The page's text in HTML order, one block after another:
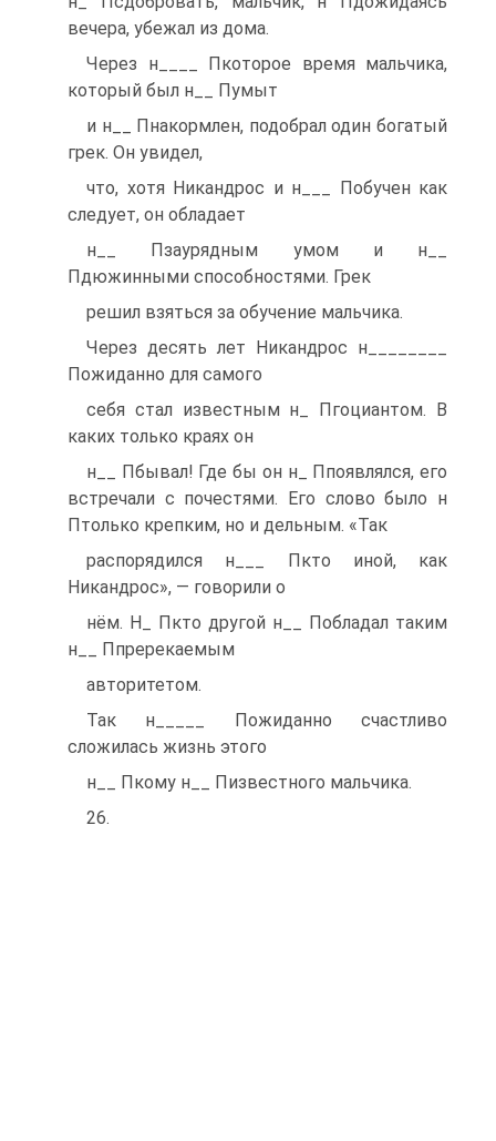
вечера, убежал из дома.
Через н____ Пкоторое время мальчика,
который был н__ Пумыт
и н__ Пнакормлен, подобрал один богатый
грек. Он увидел,
что, хотя Никандрос и н___ Побучен как
следует, он обладает
н__ Пзаурядным умом и н__
Пдюжинными способностями. Грек
решил взяться за обучение мальчика.
Через десять лет Никандрос н________
Пожиданно для самого
себя стал известным н_ Пгоциантом. В
каких только краях он
н__ Пбывал! Где бы он н_ Ппоявлялся, его
встречали с почестями. Его слово было н
Птолько крепким, но и дельным. «Так
распорядился н___ Пкто иной, как
Никандрос», — говорили о
нём. Н_ Пкто другой н__ Побладал таким
н__ Ппререкаемым
авторитетом.
Так н_____ Пожиданно счастливо
сложилась жизнь этого
н__ Пкому н__ Пизвестного мальчика.
26.